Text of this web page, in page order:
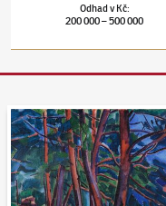
Odhadv Kč:
200 000–500 000
Aukční den 95